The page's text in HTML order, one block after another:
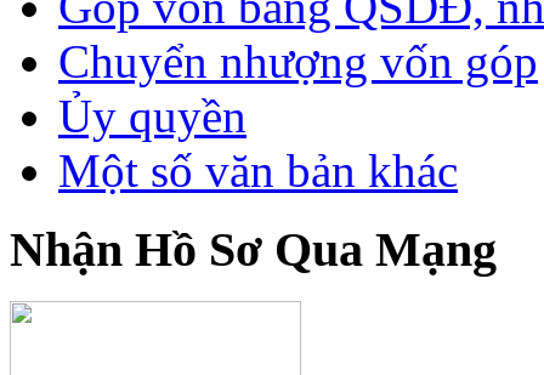
Chuyển nhượng vốn góp
Ủy quyền
Một số văn bản khác
Nhận Hồ Sơ Qua Mạng